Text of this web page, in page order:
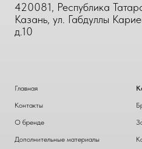
420081, Республика
Казань, ул. Габдуллы
д.10
Главная
Контакты
О бренде
Дополнительные материалы